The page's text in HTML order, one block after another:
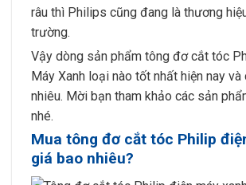
râu thì Philips cũng đang là thương
trường.
Vậy dòng sản phẩm tông đơ cắt tóc
Máy Xanh loại nào tốt nhất hiện nay và
nhiêu. Mời bạn tham khảo các sản
nhé.
Mua tông đơ cắt tóc Philip
giá bao nhiêu?